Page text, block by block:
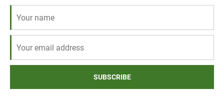
SUBSCRIBE